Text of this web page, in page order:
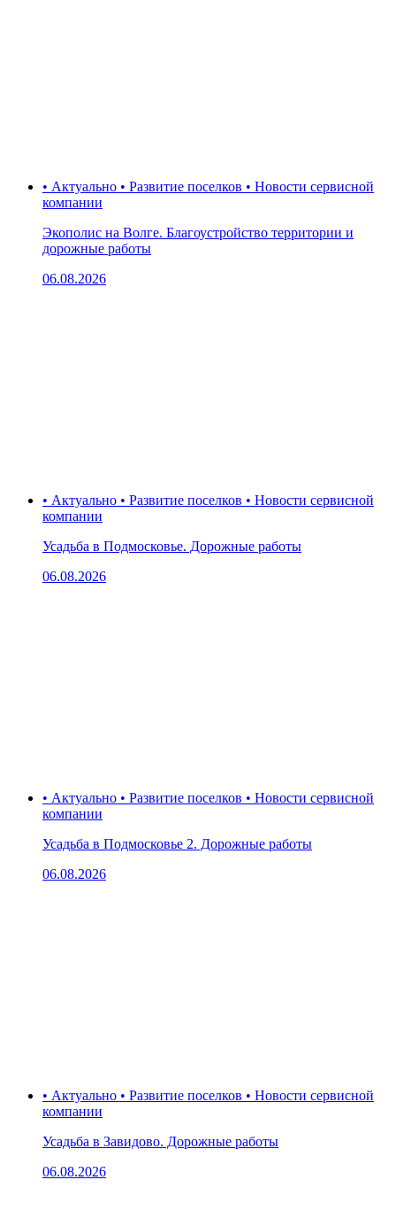
• Актуально • Развитие поселков • Новости сервисной
компании
Экополис на Волге. Благоустройство территории и
дорожные работы
06.08.2026
• Актуально • Развитие поселков • Новости сервисной
компании
Усадьба в Подмосковье. Дорожные работы
06.08.2026
• Актуально • Развитие поселков • Новости сервисной
компании
Усадьба в Подмосковье 2. Дорожные работы
06.08.2026
• Актуально • Развитие поселков • Новости сервисной
компании
Усадьба в Завидово. Дорожные работы
06.08.2026